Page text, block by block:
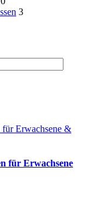
3
für Erwachsene